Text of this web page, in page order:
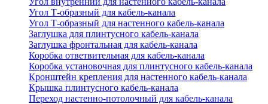
Угол Т-образный для кабель-канала
Угол Т-образный для настенного кабель-канала
Заглушка для плинтусного кабель-канала
Заглушка фронтальная для кабель-канала
Коробка ответвительная для кабель-канала
Коробка установочная для плинтусного кабель-канала
Кронштейн крепления для настенного кабель-канала
Крышка плинтусного кабель-канала
Переход настенно-потолочный для кабель-канала